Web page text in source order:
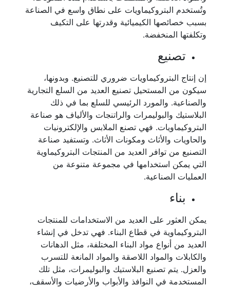
وتُستخدم البتروكيماويات على نطاق واسع في الصناعة
بسبب خصائصها الكيميائية وقدرتها على التكيف
وتكلفتها المنخفضة.
تصنيع
إن إنتاج البتروكيماويات ضروري للتصنيع. وبدونها،
سيكون من المستحيل تصنيع العديد من السلع التجارية
والصناعية. والمورد الرئيسي للسلع بما في ذلك
البلاستيك والبوليمرات والراتنجات والألياف هو صناعة
البتروكيماويات. فهي تصنع الملابس والإلكترونيات
والحاويات والأثاث ومكونات الأثاث. وتستفيد صناعة
التصنيع من توافر العديد من المنتجات البتروكيماوية
التي يمكن استخدامها في مجموعة متنوعة من
العمليات الصناعية.
بناء
يمكن العثور على العديد من الاستخدامات للمنتجات
البتروكيماوية في قطاع البناء. فهي تدخل في إنشاء
العديد من أنواع مواد البناء المختلفة، مثل الدهانات
والكابلات والمواد اللاصقة والمواد المانعة للتسرب
والعزل. يتم تصنيع البلاستيك والبوليمرات، مثل تلك
المستخدمة في النوافذ والأبواب والأرضيات والأسقف،